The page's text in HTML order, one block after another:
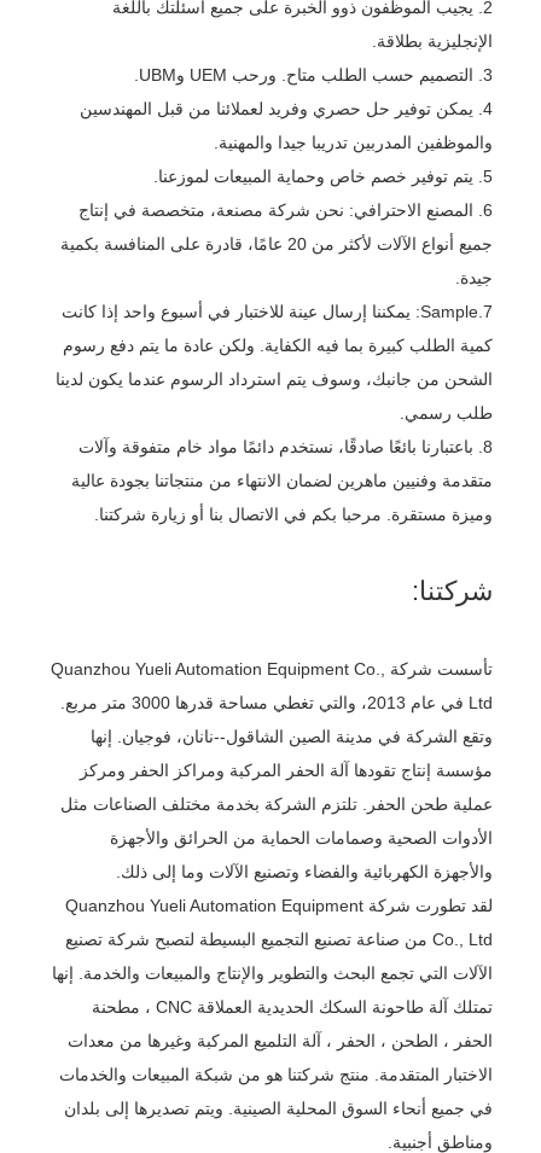
2. يجيب الموظفون ذوو الخبرة على جميع أسئلتك باللغة
الإنجليزية بطلاقة.
3. التصميم حسب الطلب متاح. ورحب UEM وUBM.
4. يمكن توفير حل حصري وفريد ​​لعملائنا من قبل المهندسين
والموظفين المدربين تدريبا جيدا والمهنية.
5. يتم توفير خصم خاص وحماية المبيعات لموزعنا.
6. المصنع الاحترافي: نحن شركة مصنعة، متخصصة في إنتاج
جميع أنواع الآلات لأكثر من 20 عامًا، قادرة على المنافسة بكمية
جيدة.
7.Sample: يمكننا إرسال عينة للاختبار في أسبوع واحد إذا كانت
كمية الطلب كبيرة بما فيه الكفاية. ولكن عادة ما يتم دفع رسوم
الشحن من جانبك، وسوف يتم استرداد الرسوم عندما يكون لدينا
طلب رسمي.
8. باعتبارنا بائعًا صادقًا، نستخدم دائمًا مواد خام متفوقة وآلات
متقدمة وفنيين ماهرين لضمان الانتهاء من منتجاتنا بجودة عالية
وميزة مستقرة. مرحبا بكم في الاتصال بنا أو زيارة شركتنا.
شركتنا:
تأسست شركة Quanzhou Yueli Automation Equipment Co.,
Ltd في عام 2013، والتي تغطي مساحة قدرها 3000 متر مربع.
وتقع الشركة في مدينة الصين الشاقول--نانان، فوجيان. إنها
مؤسسة إنتاج تقودها آلة الحفر المركبة ومراكز الحفر ومركز
عملية طحن الحفر. تلتزم الشركة بخدمة مختلف الصناعات مثل
الأدوات الصحية وصمامات الحماية من الحرائق والأجهزة
والأجهزة الكهربائية والفضاء وتصنيع الآلات وما إلى ذلك.
لقد تطورت شركة Quanzhou Yueli Automation Equipment
Co., Ltd من صناعة تصنيع التجميع البسيطة لتصبح شركة تصنيع
الآلات التي تجمع البحث والتطوير والإنتاج والمبيعات والخدمة. إنها
تمتلك آلة طاحونة السكك الحديدية العملاقة CNC ، مطحنة
الحفر ، الطحن ، الحفر ، آلة التلميع المركبة وغيرها من معدات
الاختبار المتقدمة. منتج شركتنا هو من شبكة المبيعات والخدمات
في جميع أنحاء السوق المحلية الصينية. ويتم تصديرها إلى بلدان
ومناطق أجنبية.